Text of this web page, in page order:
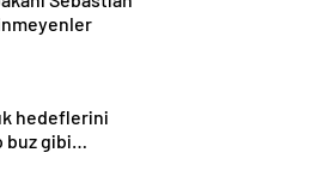
hedeflerini
buz gibi…